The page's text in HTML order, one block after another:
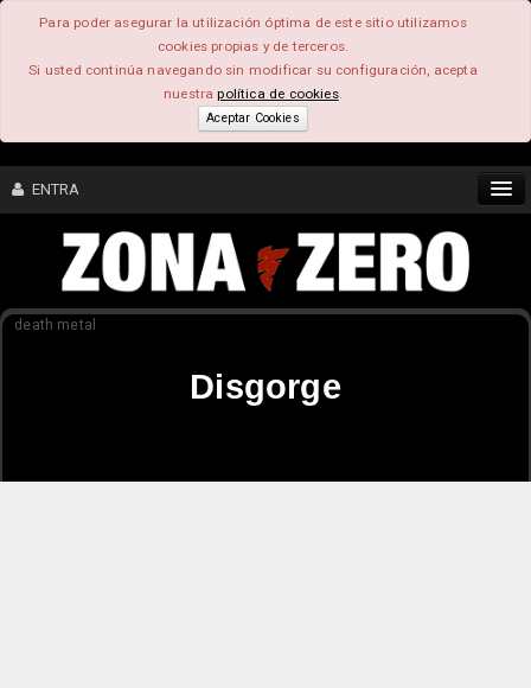
Para poder asegurar la utilización óptima de este sitio utilizamos
cookies propias y de terceros.
Si usted continúa navegando sin modificar su configuración, acepta
nuestrapolítica de cookies.
Aceptar Cookies
ENTRA
CONTENIDO
death metal
Disgorge